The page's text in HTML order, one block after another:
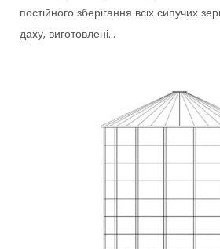
постійного зберігання всіх сипучих
даху, виготовлені...